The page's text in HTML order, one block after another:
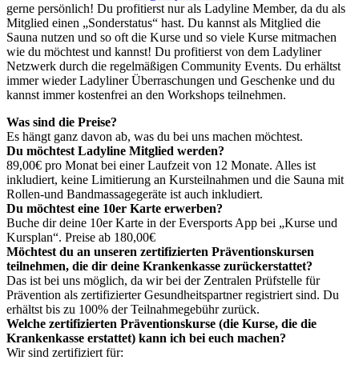
gerne persönlich! Du profitierst nur als Ladyline Member, da du als
Mitglied einen „Sonderstatus“ hast. Du kannst als Mitglied die
Sauna nutzen und so oft die Kurse und so viele Kurse mitmachen
wie du möchtest und kannst! Du profitierst von dem Ladyliner
Netzwerk durch die regelmäßigen Community Events. Du erhältst
immer wieder Ladyliner Überraschungen und Geschenke und du
kannst immer kostenfrei an den Workshops teilnehmen.
Was sind die Preise?
Es hängt ganz davon ab, was du bei uns machen möchtest.
Du möchtest Ladyline Mitglied werden?
89,00€ pro Monat bei einer Laufzeit von 12 Monate. Alles ist
inkludiert, keine Limitierung an Kursteilnahmen und die Sauna mit
Rollen-und Bandmassagegeräte ist auch inkludiert.
Du möchtest eine 10er Karte erwerben?
Buche dir deine 10er Karte in der Eversports App bei „Kurse und
Kursplan“. Preise ab 180,00€
Möchtest du an unseren zertifizierten Präventionskursen
teilnehmen, die dir deine Krankenkasse zurückerstattet?
Das ist bei uns möglich, da wir bei der Zentralen Prüfstelle für
Prävention als zertifizierter Gesundheitspartner registriert sind. Du
erhältst bis zu 100% der Teilnahmegebühr zurück.
Welche zertifizierten Präventionskurse (die Kurse, die die
Krankenkasse erstattet) kann ich bei euch machen?
Wir sind zertifiziert für: